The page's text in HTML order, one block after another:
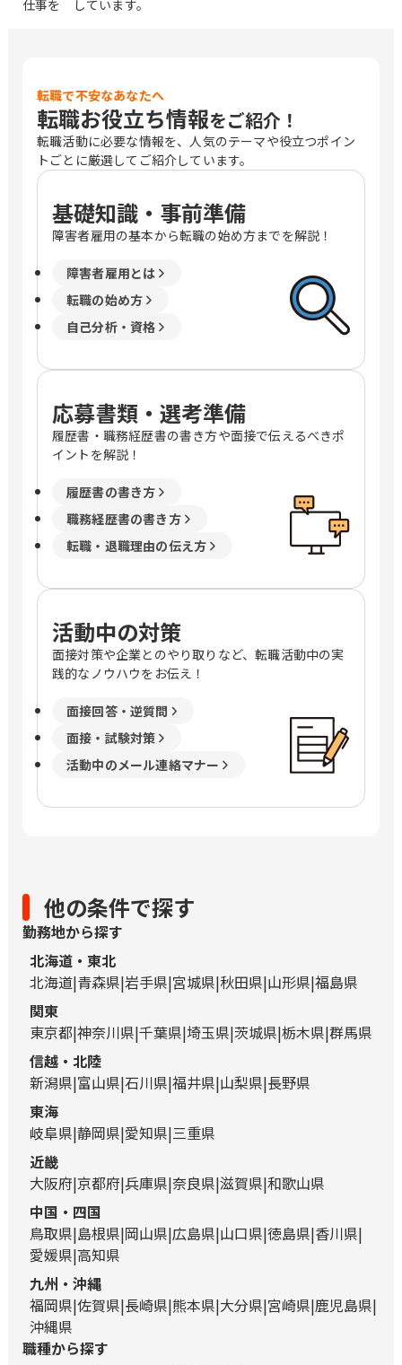
仕事を しています。
転職で不安なあなたへ
転職お役立ち情報をご紹介！
転職活動に必要な情報を、人気のテーマや役立つポイン
トごとに厳選してご紹介しています。
基礎知識・事前準備
障害者雇用の基本から転職の始め方までを解説！
障害者雇用とは
転職の始め方
自己分析・資格
応募書類・選考準備
履歴書・職務経歴書の書き方や面接で伝えるべきポ
イントを解説！
履歴書の書き方
職務経歴書の書き方
転職・退職理由の伝え方
活動中の対策
面接対策や企業とのやり取りなど、転職活動中の実
践的なノウハウをお伝え！
面接回答・逆質問
面接・試験対策
活動中のメール連絡マナー
他の条件で探す
勤務地から探す
北海道・東北
北海道 青森県 岩手県 宮城県 秋田県 山形県 福島県
関東
東京都 神奈川県 千葉県 埼玉県 茨城県 栃木県 群馬県
信越・北陸
新潟県 富山県 石川県 福井県 山梨県 長野県
東海
岐阜県 静岡県 愛知県 三重県
近畿
大阪府 京都府 兵庫県 奈良県 滋賀県 和歌山県
中国・四国
鳥取県 島根県 岡山県 広島県 山口県 徳島県 香川県
愛媛県 高知県
九州・沖縄
福岡県 佐賀県 長崎県 熊本県 大分県 宮崎県 鹿児島県
沖縄県
職種から探す